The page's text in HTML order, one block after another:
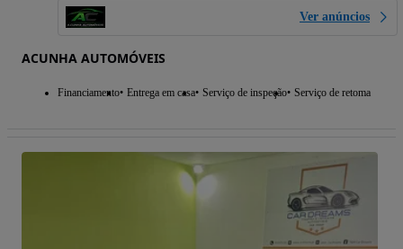
Ver anúncios
ACUNHA AUTOMÓVEIS
Financiamento Entrega em casa Serviço de inspeção Serviço de retoma